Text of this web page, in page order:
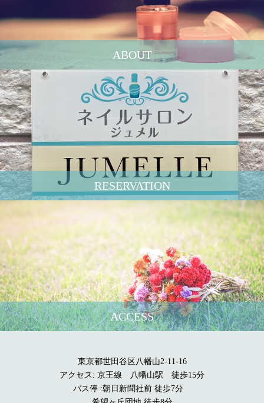
ABOUT
RESERVATION
ACCESS
東京都世田谷区八幡山2-11-16
アクセス: 京王線 八幡山駅 徒歩15分
バス停 :朝日新聞社前 徒歩7分